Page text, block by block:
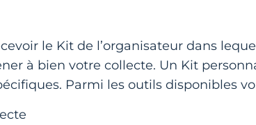
le Kit de l’organisateur dans
à bien votre collecte. Un Kit
Parmi les outils disponibles